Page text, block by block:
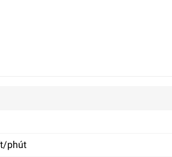
phút